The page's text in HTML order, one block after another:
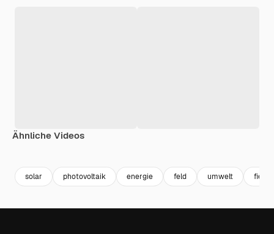
Ähnliche Videos
solar photovoltaik energie feld umwelt field